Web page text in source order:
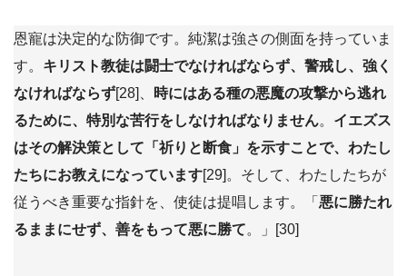
恩寵は決定的な防御です。純潔は強さの側面を持っていま
す。 キリスト教徒は闘士でなければならず、警戒し、強く
なければならず[28]、
時にはある種の悪魔の攻撃から逃れ
るために、特別な苦行をしなければなりません。 イエズス
はその解決策として「祈りと断食」を示すことで、わたし
たちにお教えになっています[29]。そして、わたしたちが
従うべき重要な指針を、使徒は提唱します。「 悪に勝たれ
るままにせず、善をもって悪に勝て。」[30]